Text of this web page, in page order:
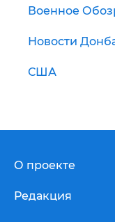
Военное
Новости
США
О проекте
Редакция